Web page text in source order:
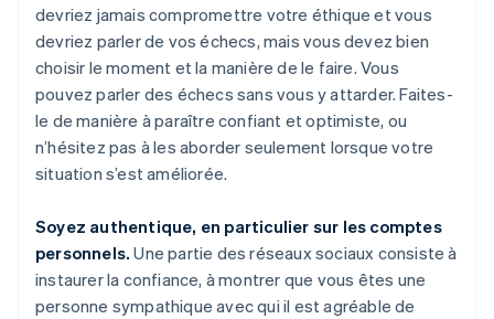
devriez jamais compromettre votre éthique et vous
devriez parler de vos échecs, mais vous devez bien
choisir le moment et la manière de le faire. Vous
pouvez parler des échecs sans vous y attarder. Faites-
le de manière à paraître confiant et optimiste, ou
n’hésitez pas à les aborder seulement lorsque votre
situation s’est améliorée.
Soyez authentique, en particulier sur les comptes
personnels. Une partie des réseaux sociaux consiste à
instaurer la confiance, à montrer que vous êtes une
personne sympathique avec qui il est agréable de